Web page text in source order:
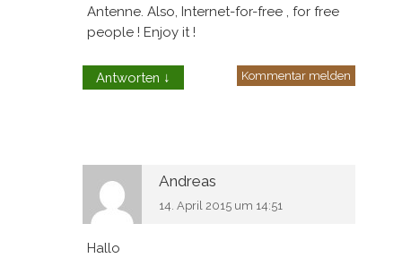
Antenne. Also, Internet-for-free , for free
people ! Enjoy it !
Antworten ↓ Kommentar melden
Andreas
14. April 2015 um 14:51
Hallo